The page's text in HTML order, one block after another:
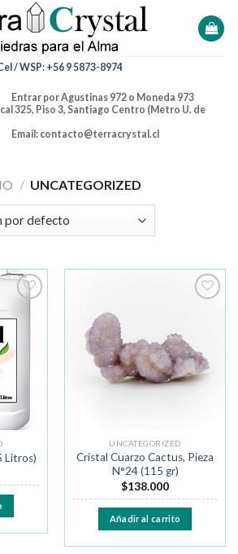
/ WSP: +56 9 5873-8974
972 o Moneda 973
Santiago Centro (Metro U. de
/ UNCATEGORIZED
a la
deseos
Litros)
deseos
UNCATEGORIZED
Cristal Cuarzo Cactus, Pieza
N°24 (115 gr)
$138.000
Añadir al carrito